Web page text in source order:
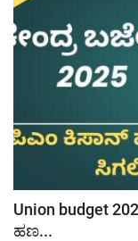
Union budget
ಹಣ...